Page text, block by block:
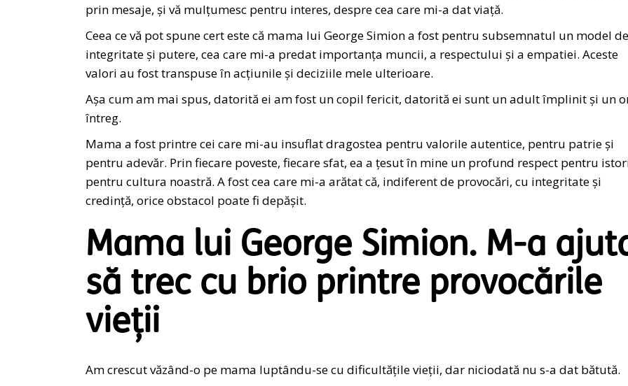
prin mesaje, și vă mulțumesc pentru interes, despre cea care mi-a dat viață.
Ceea ce vă pot spune cert este că mama lui George Simion a fost pentru subsemnatul un model de
integritate și putere, cea care mi-a predat importanța muncii, a respectului și a empatiei. Aceste
valori au fost transpuse în acțiunile și deciziile mele ulterioare.
Așa cum am mai spus, datorită ei am fost un copil fericit, datorită ei sunt un adult împlinit şi un
întreg.
Mama a fost printre cei care mi-au insuflat dragostea pentru valorile autentice, pentru patrie și
pentru adevăr. Prin fiecare poveste, fiecare sfat, ea a țesut în mine un profund respect pentru
pentru cultura noastră. A fost cea care mi-a arătat că, indiferent de provocări, cu integritate și
credință, orice obstacol poate fi depășit.
Mama lui George Simion. M-a
să trec cu brio printre provocările
vieții
Am crescut văzând-o pe mama luptându-se cu dificultățile vieții, dar niciodată nu s-a dat bătută.